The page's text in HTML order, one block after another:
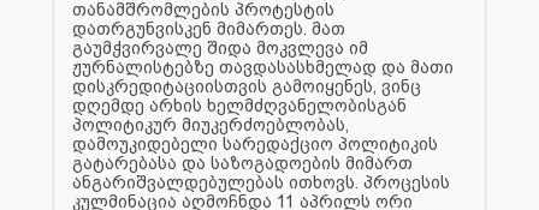
თანამშრომლების პროტესტის
დათრგუნვისკენ მიმართეს. მათ
გაუმჭვირვალე შიდა მოკვლევა იმ
ჟურნალისტებზე თავდასასხმელად და მათი
დისკრედიტაციისთვის გამოიყენეს, ვინც
დღემდე არხის ხელმძღვანელობისგან
პოლიტიკურ მიუკერძოებლობას,
დამოუკიდებელი სარედაქციო პოლიტიკის
გატარებასა და საზოგადოების მიმართ
ანგარიშვალდებულებას ითხოვს. პროცესის
კულმინაცია აღმოჩნდა 11 აპრილს ორი